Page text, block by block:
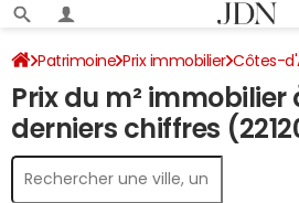
Patrimoine Prix immobilier Côtes-
Prix du m² immobilier
derniers chiffres